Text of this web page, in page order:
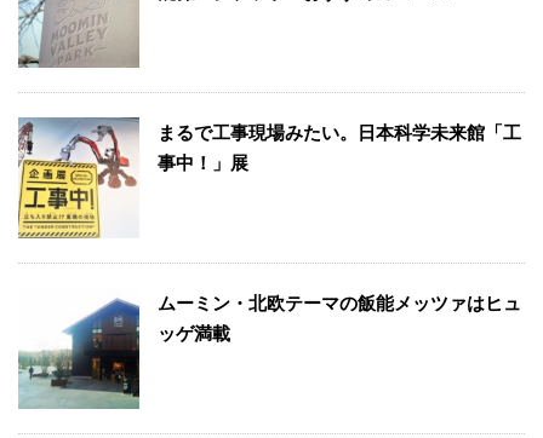
まるで工事現場みたい。日本科学未来館「工
事中！」展
ムーミン・北欧テーマの飯能メッツァはヒュ
ッゲ満載